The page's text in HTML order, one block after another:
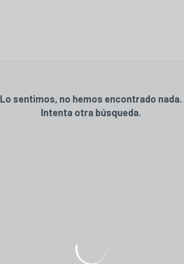
Lo sentimos, no hemos encontrado nada.
Intenta otra búsqueda.